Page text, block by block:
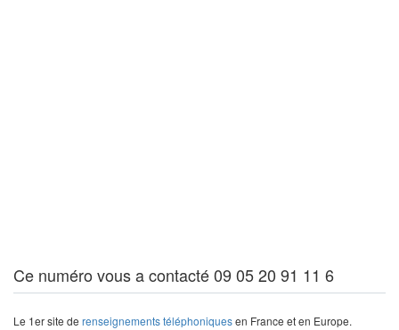
Ce numéro vous a contacté 09 05 20 91 11 6
Le 1er site de renseignements téléphoniquesen France et en Europe.